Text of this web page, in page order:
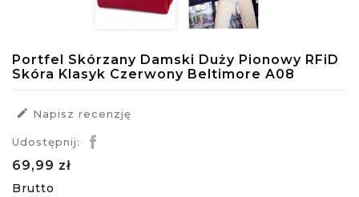
Portfel Skórzany Damski Duży Pionowy RFiD
Skóra Klasyk Czerwony Beltimore A08
 Napisz recenzję
Udostępnij:
69,99 zł
Brutto